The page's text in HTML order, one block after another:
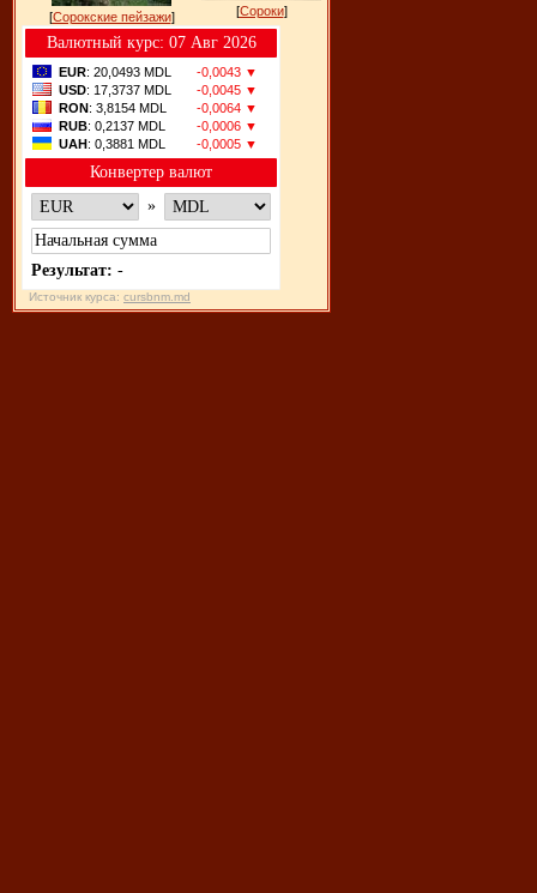
[Сорокские пейзажи] [Сороки]
Bалютный курс: 07 Авг 2026
EUR: 20,0493 MDL
-0,0043 ▼
USD: 17,3737 MDL
-0,0045 ▼
RON: 3,8154 MDL
-0,0064 ▼
RUB: 0,2137 MDL
-0,0006 ▼
UAH: 0,3881 MDL -0,0005 ▼
Конвертер валют
»
Результат: -
Источник курса: cursbnm.md